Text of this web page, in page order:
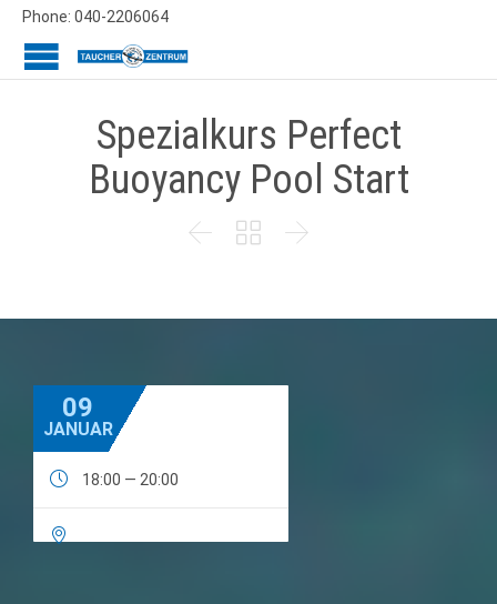
Phone: 040-2206064
Spezialkurs Perfect
Buoyancy Pool Start
  
09
JANUAR
 18:00 — 20:00
